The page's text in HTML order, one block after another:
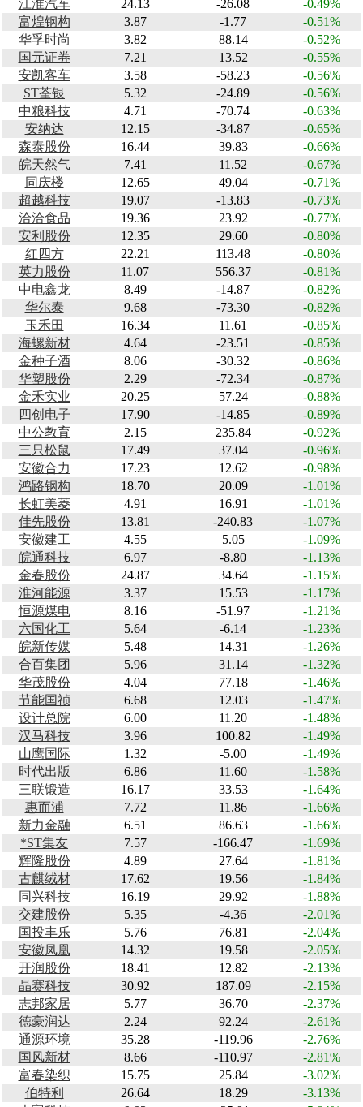
江淮汽车
24.13 -26.08
-0.49%
富煌钢构
3.87 -1.77
-0.51%
华孚时尚
3.82 88.14
-0.52%
国元证券
7.21 13.52
-0.55%
安凯客车
3.58 -58.23
-0.56%
ST荃银
5.32 -24.89
-0.56%
中粮科技
4.71 -70.74
-0.63%
安纳达
12.15 -34.87
-0.65%
森泰股份
16.44 39.83
-0.66%
皖天然气
7.41 11.52
-0.67%
同庆楼
12.65 49.04
-0.71%
超越科技
19.07 -13.83
-0.73%
洽洽食品
19.36 23.92
-0.77%
安利股份
12.35 29.60
-0.80%
红四方
22.21 113.48
-0.80%
英力股份
11.07 556.37
-0.81%
中电鑫龙
8.49 -14.87
-0.82%
华尔泰
9.68 -73.30
-0.82%
玉禾田
16.34 11.61
-0.85%
海螺新材
4.64 -23.51
-0.85%
金种子酒
8.06 -30.32
-0.86%
华塑股份
2.29 -72.34
-0.87%
金禾实业
20.25 57.24
-0.88%
四创电子
17.90 -14.85
-0.89%
中公教育
2.15 235.84
-0.92%
三只松鼠
17.49 37.04
-0.96%
安徽合力
17.23 12.62
-0.98%
鸿路钢构
18.70 20.09
-1.01%
长虹美菱
4.91 16.91
-1.01%
佳先股份
13.81 -240.83
-1.07%
安徽建工
4.55 5.05
-1.09%
皖通科技
6.97 -8.80
-1.13%
金春股份
24.87 34.64
-1.15%
淮河能源
3.37 15.53
-1.17%
恒源煤电
8.16 -51.97
-1.21%
六国化工
5.64 -6.14
-1.23%
皖新传媒
5.48 14.31
-1.26%
合百集团
5.96 31.14
-1.32%
华茂股份
4.04 77.18
-1.46%
节能国祯
6.68 12.03
-1.47%
设计总院
6.00 11.20
-1.48%
汉马科技
3.96 100.82
-1.49%
山鹰国际
1.32 -5.00
-1.49%
时代出版
6.86 11.60
-1.58%
三联锻造
16.17 33.53
-1.64%
惠而浦
7.72 11.86
-1.66%
新力金融
6.51 86.63
-1.66%
*ST集友
7.57 -166.47
-1.69%
辉隆股份
4.89 27.64
-1.81%
古麒绒材
17.62 19.56
-1.84%
同兴科技
16.19 29.92
-1.88%
交建股份
5.35 -4.36
-2.01%
国投丰乐
5.76 76.81
-2.04%
安徽凤凰
14.32 19.58
-2.05%
开润股份
18.41 12.82
-2.13%
晶赛科技
30.92 187.09
-2.15%
志邦家居
5.77 36.70
-2.37%
德豪润达
2.24 92.24
-2.61%
通源环境
35.28 -119.96
-2.76%
国风新材
8.66 -110.97
-2.81%
富春染织
15.75 25.84
-3.02%
伯特利
26.64 18.29
-3.13%